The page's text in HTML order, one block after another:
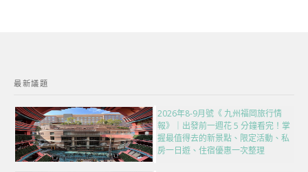
最新議題
2026年8-9月號《 九州福岡旅行情
報》｜出發前一週花 5 分鐘看完！掌
握最值得去的新景點、限定活動、私
房一日遊、住宿優惠一次整理